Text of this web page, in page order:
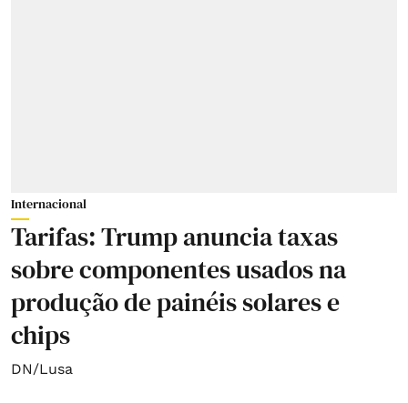
Internacional
Tarifas: Trump anuncia taxas
sobre componentes usados na
produção de painéis solares e
chips
DN/Lusa